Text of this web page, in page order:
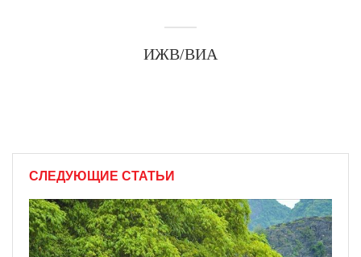
ИЖВ/ВИА
СЛЕДУЮЩИЕ СТАТЬИ